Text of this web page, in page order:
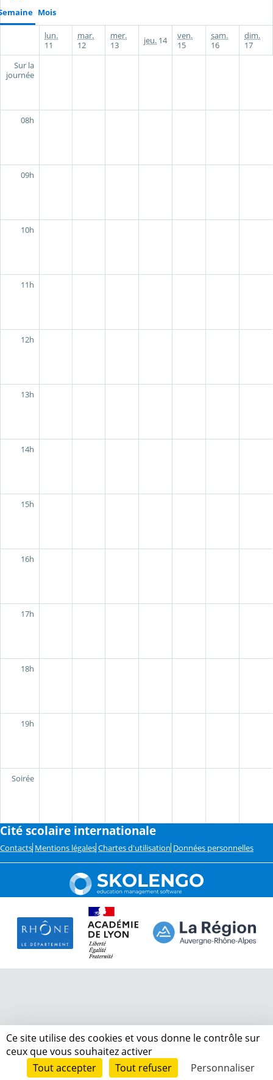
Mois
lun.
11
mar.
12
mer.
13
jeu. 14
ven.
15
sam.
16
dim.
17
Sur la
journée
08h
09h
10h
11h
12h
13h
14h
15h
16h
17h
18h
19h
Soirée
Cité scolaire internationale
Contacts Mentions légales Chartes d'utilisation Données personnelles
Ce site utilise des cookies et vous donne le contrôle sur
ceux que vous souhaitez activer
Tout accepter
Tout refuser Personnaliser